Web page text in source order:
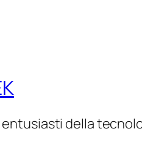
della